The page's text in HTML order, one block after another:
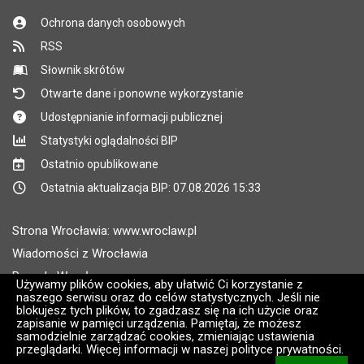
Używamy plików cookies, aby ułatwić Ci korzystanie z
naszego serwisu oraz do celów statystycznych. Jeśli nie
blokujesz tych plików, to zgadzasz się na ich użycie oraz
zapisanie w pamięci urządzenia. Pamiętaj, że możesz
samodzielnie zarządzać cookies, zmieniając ustawienia
przeglądarki. Więcej informacji w naszej polityce prywatności.
Ochrona danych osobowych
RSS
Słownik skrótów
Otwarte dane i ponowne wykorzystanie
Udostępnianie informacji publicznej
Statystyki oglądalności BIP
Ostatnio opublikowane
Ostatnia aktualizacja BIP: 07.08.2026 15:33
Strona Wrocławia: www.wroclaw.pl
Wiadomości z Wrocławia
Pogoda Wrocław
Rozkłady jazdy MPK Wrocław
Administratorem wroclaw.pl jest: ARAW
Wersja systemu: 2.8.30.09